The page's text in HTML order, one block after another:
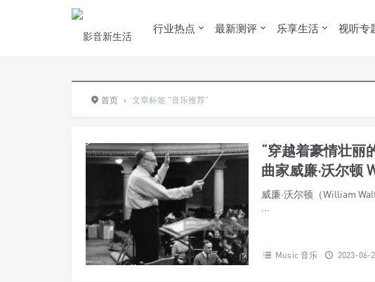
行业热点 最新测评 乐享生活 视听专
首页 › 文章标签 "音乐推荐"
“穿越着豪情壮丽
曲家威廉·沃尔顿
威廉·沃尔顿（William
...
Music 音乐 2023-06-